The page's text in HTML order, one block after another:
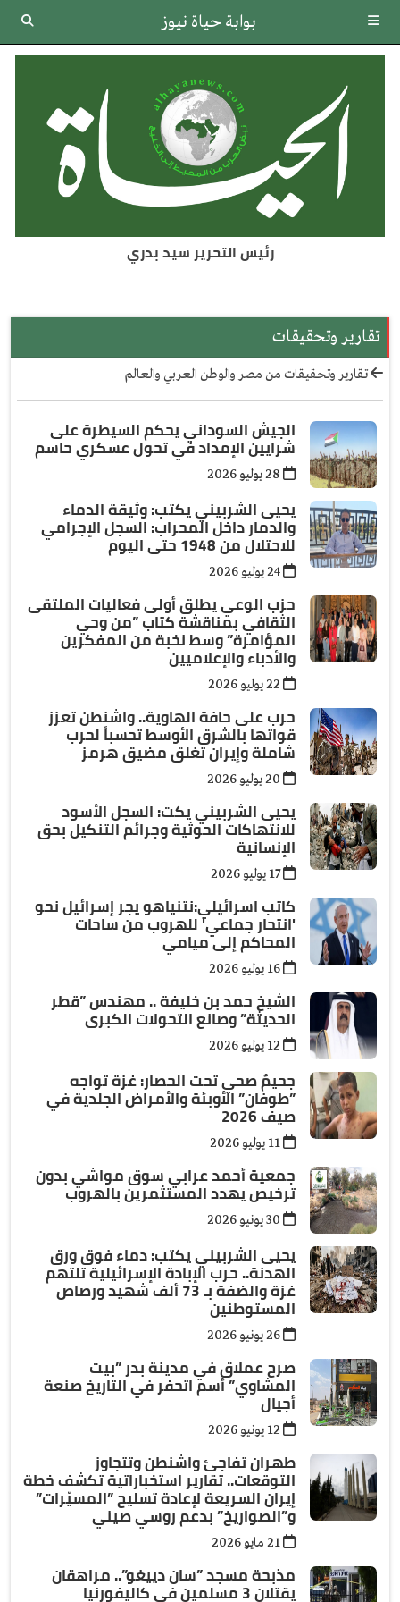
بوابة حياة نيوز
رئيس التحرير سيد بدري
تقارير وتحقيقات
تقارير وتحقيقات من مصر والوطن العربي والعالم
الجيش السوداني يحكم السيطرة على
شرايين الإمداد في تحول عسكري حاسم
يحيى الشربيني يكتب: وثيقة الدماء
والدمار داخل المحراب: السجل الإجرامي
للاحتلال من 1948 حتى اليوم
حزب الوعي يطلق أولى فعاليات الملتقى
الثقافي بمناقشة كتاب ”من وحي
المؤامرة” وسط نخبة من المفكرين
والأدباء والإعلاميين
حرب على حافة الهاوية.. واشنطن تعزز
قواتها بالشرق الأوسط تحسباً لحرب
شاملة وإيران تغلق مضيق هرمز
يحيى الشربيني يكت: السجل الأسود
للانتهاكات الحوثية وجرائم التنكيل بحق
الإنسانية
17 يوليو 2026
كاتب اسرائيلي:نتنياهو يجر إسرائيل نحو
'انتحار جماعي' للهروب من ساحات
المحاكم إلى ميامي
الشيخ حمد بن خليفة .. مهندس ”قطر
الحديثة” وصانع التحولات الكبرى
جحيمٌ صحي تحت الحصار: غزة تواجه
”طوفان” الأوبئة والأمراض الجلدية في
صيف 2026
جمعية أحمد عرابي سوق مواشي بدون
ترخيص يهدد المستثمرين بالهروب
يحيى الشربيني يكتب: دماء فوق ورق
الهدنة.. حرب الإبادة الإسرائيلية تلتهم
غزة والضفة بـ 73 ألف شهيد ورصاص
المستوطنين
صرح عملاق في مدينة بدر ”بيت
المشاوي” أسم اتحفر في التاريخ صنعة
أجيال
طهران تفاجئ واشنطن وتتجاوز
التوقعات.. تقارير استخباراتية تكشف خطة
إيران السريعة لإعادة تسليح ”المسيّرات”
و”الصواريخ” بدعم روسي صيني
مذبحة مسجد ”سان دييغو”.. مراهقان
يقتلان 3 مسلمين في كاليفورنيا